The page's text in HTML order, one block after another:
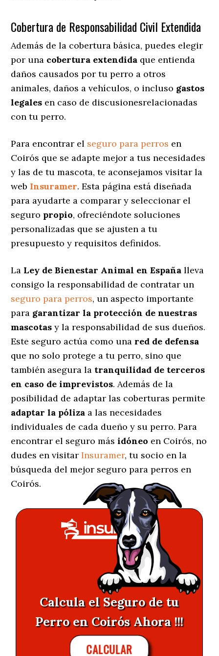
Cobertura de Responsabilidad Civil Extendida
Además de la cobertura básica, puedes elegir
por una cobertura extendida que entienda
daños causados por tu perro a otros
animales, daños a vehículos, o incluso gastos
legales en caso de discusionesrelacionadas
con tu perro.
Para encontrar el seguro para perros en
Coirós que se adapte mejor a tus necesidades
y las de tu mascota, te aconsejamos visitar la
web Insuramer. Esta página está diseñada
para ayudarte a comparar y seleccionar el
seguro propio, ofreciéndote soluciones
personalizadas que se ajusten a tu
presupuesto y requisitos definidos.
La Ley de Bienestar Animal en España lleva
consigo la responsabilidad de contratar un
seguro para perros, un aspecto importante
para garantizar la protección de nuestras
mascotas y la responsabilidad de sus dueños.
Este seguro actúa como una red de defensa
que no solo protege a tu perro, sino que
también asegura la tranquilidad de terceros
en caso de imprevistos. Además de la
posibilidad de adaptar las coberturas permite
adaptar la póliza a las necesidades
individuales de cada dueño y su perro. Para
encontrar el seguro másidóneo en Coirós, no
dudes en visitarInsuramer, tu socio en la
búsqueda del mejor seguro para perros en
Coirós.
Calcula el Seguro de tu
Perro en Coirós Ahora !!!
CALCULAR